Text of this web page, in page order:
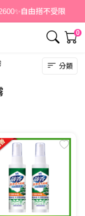
自由搭不受限
0
分類